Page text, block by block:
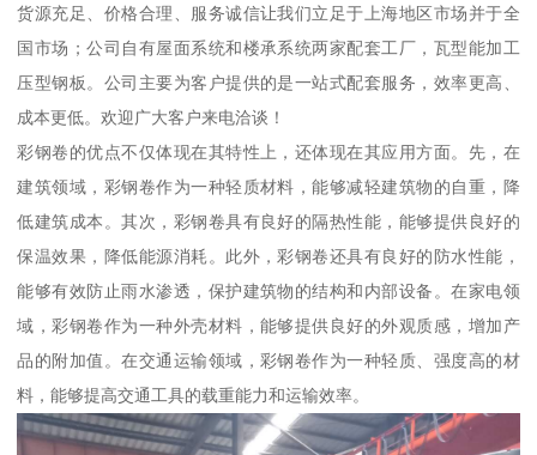
货源充足、价格合理、服务诚信让我们立足于上海地区市场并于全
国市场；公司自有屋面系统和楼承系统两家配套工厂，瓦型能加工
压型钢板。公司主要为客户提供的是一站式配套服务，效率更高、
成本更低。欢迎广大客户来电洽谈！
彩钢卷的优点不仅体现在其特性上，还体现在其应用方面。先，在
建筑领域，彩钢卷作为一种轻质材料，能够减轻建筑物的自重，降
低建筑成本。其次，彩钢卷具有良好的隔热性能，能够提供良好的
保温效果，降低能源消耗。此外，彩钢卷还具有良好的防水性能，
能够有效防止雨水渗透，保护建筑物的结构和内部设备。在家电领
域，彩钢卷作为一种外壳材料，能够提供良好的外观质感，增加产
品的附加值。在交通运输领域，彩钢卷作为一种轻质、强度高的材
料，能够提高交通工具的载重能力和运输效率。